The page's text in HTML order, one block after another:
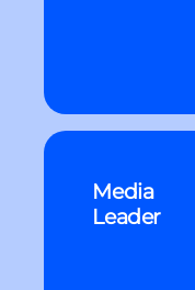
Media
Leader